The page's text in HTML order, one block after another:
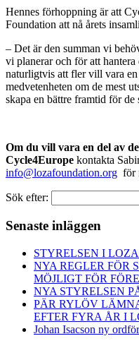
Hennes förhoppning är att
Foundation att nå årets
– Det är den summan vi
vi planerar och för att
naturligtvis att fler vill vara
medvetenheten om de mest
skapa en bättre framtid för de
Om du vill vara en del av
Cycle4Europe kontakta
info@lozafoundation.org för
Sök efter:
Senaste inläggen
STYRELSEN I
NYA REGLER FÖR
MÖJLIGT FÖR
NYA STYRELSEN
PÄR RYLÖV
EFTER FYRA ÅR I
Johan Isacson ny